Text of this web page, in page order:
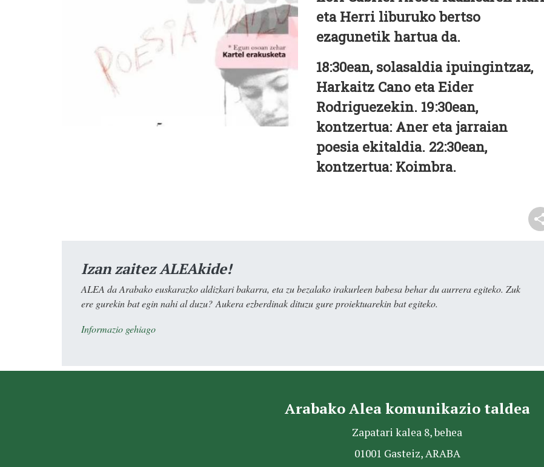
eta Herri liburuko bertso
ezagunetik hartua da.
18:30ean, solasaldia ipuingintzaz,
Harkaitz Cano eta Eider
Rodriguezekin. 19:30ean,
kontzertua: Aner eta jarraian
poesia ekitaldia. 22:30ean,
kontzertua: Koimbra.
Izan zaitez ALEAkide!
ALEA da Arabako euskarazko aldizkari bakarra, eta zu bezalako irakurleen babesa behar du aurrera egiteko. Zuk
ere gurekin bat egin nahi al duzu? Aukera ezberdinak dituzu gure proiektuarekin bat egiteko.
Informazio gehiago
Arabako Alea komunikazio taldea
Zapatari kalea 8, behea
01001 Gasteiz, ARABA